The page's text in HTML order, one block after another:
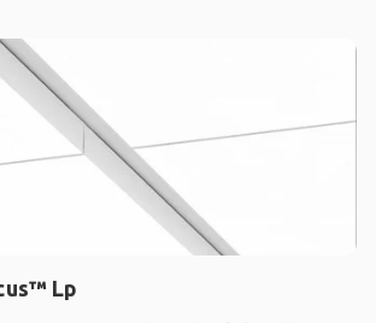
Lp